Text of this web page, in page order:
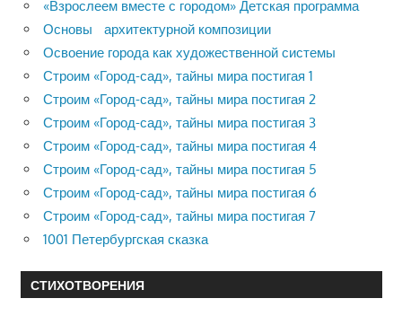
«Взрослеем вместе с городом» Детская программа
Основы архитектурной композиции
Освоение города как художественной системы
Строим «Город-сад», тайны мира постигая 1
Строим «Город-сад», тайны мира постигая 2
Строим «Город-сад», тайны мира постигая 3
Строим «Город-сад», тайны мира постигая 4
Строим «Город-сад», тайны мира постигая 5
Строим «Город-сад», тайны мира постигая 6
Строим «Город-сад», тайны мира постигая 7
1001 Петербургская сказка
СТИХОТВОРЕНИЯ